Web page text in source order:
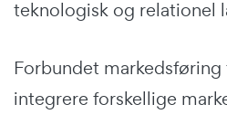
teknologisk og relationel
Forbundet
integrere forskellige